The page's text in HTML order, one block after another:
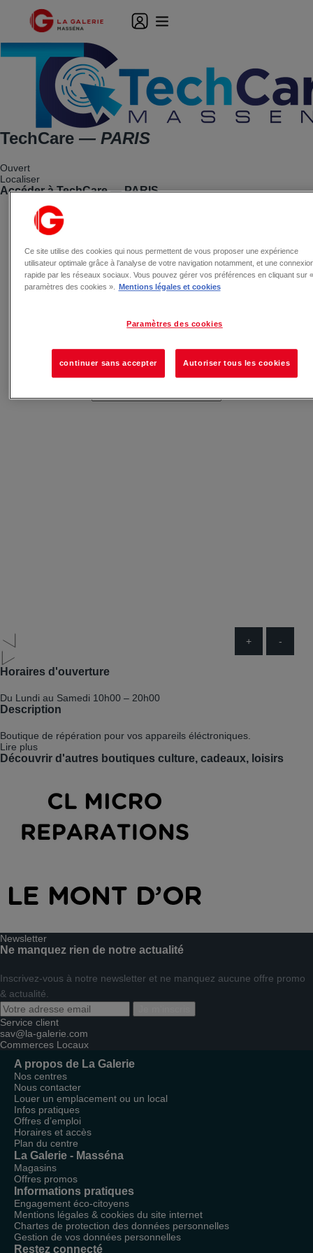
TechCare — PARIS
Ouvert
Localiser
Accéder à TechCare — PARIS
+ -
Horaires d'ouverture
Du Lundi au Samedi 10h00 – 20h00
Description
Boutique de répération pour vos appareils éléctroniques.
Lire plus
Découvrir d'autres boutiques culture, cadeaux, loisirs
Newsletter
Ne manquez rien de notre actualité
Inscrivez-vous à notre newsletter et ne manquez aucune offre promo
& actualité.
Service client
sav@la-galerie.com
Commerces Locaux
A propos de La Galerie
Nos centres
Nous contacter
Louer un emplacement ou un local
Infos pratiques
Offres d’emploi
Horaires et accès
Plan du centre
La Galerie - Masséna
Magasins
Offres promos
Informations pratiques
Engagement éco-citoyens
Mentions légales & cookies du site internet
Chartes de protection des données personnelles
Gestion de vos données personnelles
Restez connecté
Ce site utilise des cookies qui nous permettent de vous proposer une expérience
utilisateur optimale grâce à l’analyse de votre navigation notamment, et une
rapide par les réseaux sociaux. Vous pouvez gérer vos préférences en cliquant sur «
paramètres des cookies ».
Mentions légales et cookies
Paramètres des cookies
continuer sans accepter Autoriser tous les cookies